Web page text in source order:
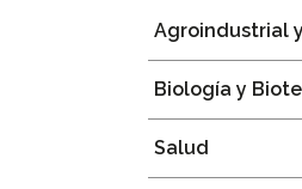
Agroindustrial
Biología y
Salud